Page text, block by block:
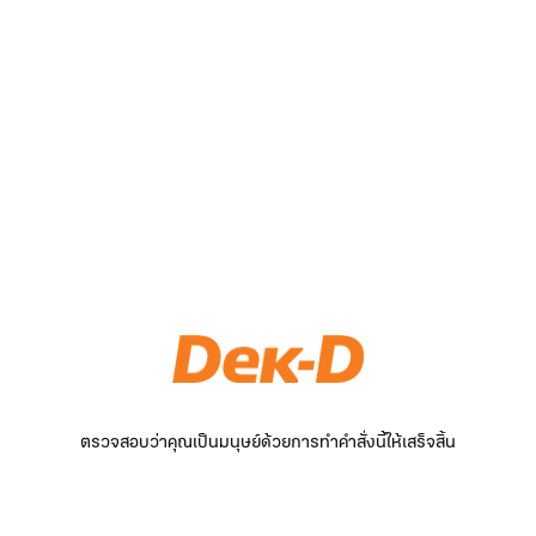
ตรวจสอบว่าคุณเป็นมนุษย์ด้วยการทำคำสั่งนี้ให้เสร็จสิ้น